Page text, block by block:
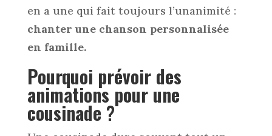
en a une qui fait toujours l’unanimité :
chanter une chanson personnalisée
en famille.
Pourquoi prévoir des
animations pour une
cousinade ?